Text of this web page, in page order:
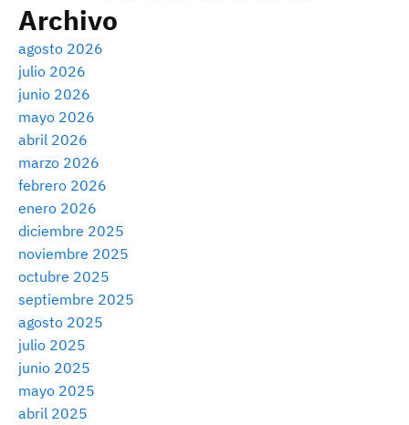
Archivo
agosto 2026
julio 2026
junio 2026
mayo 2026
abril 2026
marzo 2026
febrero 2026
enero 2026
diciembre 2025
noviembre 2025
octubre 2025
septiembre 2025
agosto 2025
julio 2025
junio 2025
mayo 2025
abril 2025